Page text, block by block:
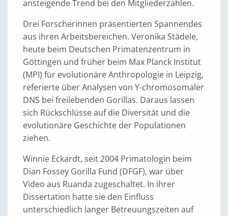
ansteigende Trend bei den Mitgliederzahlen.
Drei Forscherinnen präsentierten Spannendes
aus ihren Arbeitsbereichen. Veronika Städele,
heute beim Deutschen Primatenzentrum in
Göttingen und früher beim Max Planck Institut
(MPI) für evolutionäre Anthropologie in Leipzig,
referierte über Analysen von Y-chromosomaler
DNS bei freilebenden Gorillas. Daraus lassen
sich Rückschlüsse auf die Diversität und die
evolutionäre Geschichte der Populationen
ziehen.
Winnie Eckardt, seit 2004 Primatologin beim
Dian Fossey Gorilla Fund (DFGF), war über
Video aus Ruanda zugeschaltet. In ihrer
Dissertation hatte sie den Einfluss
unterschiedlich langer Betreuungszeiten auf